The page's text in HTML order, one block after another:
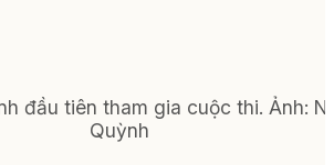
đầu tiên tham gia cuộc thi. Ảnh:
Quỳnh